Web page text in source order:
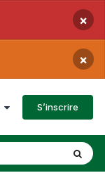
×
×
S’inscrire